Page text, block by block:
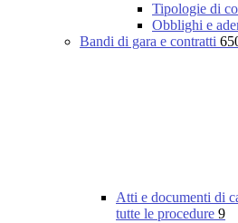
Tipologie di
Obblighi e
Bandi di gara e contratti
Atti e documenti di
tutte le procedure 9